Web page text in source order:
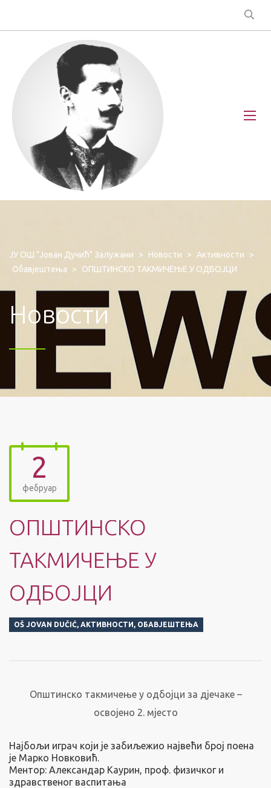
ЈУ ОШ "Јован Дучић" Залужани > Новости > Активности
>
Обавјештења
> ОПШТИНСКО ТАКМИЧЕЊЕ У ОДБОЈЦИ
Новости
2
фебруар
ОПШТИНСКО
ТАКМИЧЕЊЕ У
ОДБОЈЦИ
OŠ JOVAN DUČIĆ, АКТИВНОСТИ, ОБАВЈЕШТЕЊА
Општинско такмичење у одбојци за дјечаке –
освојено 2. мјесто
Најбољи играч који је забиљежио највећи број поена
је Марко Новковић.
Ментор: Александар Каурин, проф. физичког и
здравственог васпитања